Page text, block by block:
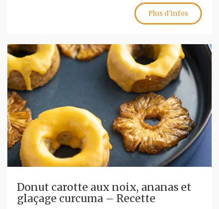
Plus d'infos
Donut carotte aux noix, ananas et
glaçage curcuma – Recette